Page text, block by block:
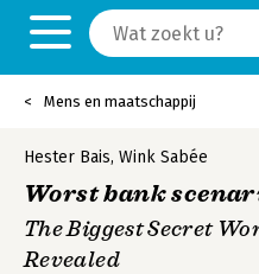
Mens en maatschappij
Hester Bais, Wink Sabée
Worst bank
The Biggest Secret
Revealed